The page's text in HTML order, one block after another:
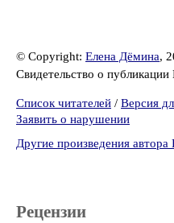
© Copyright: Елена Дёмина,
Свидетельство о
Список читателей / Версия
Заявить о нарушении
Другие произведения
Рецензии